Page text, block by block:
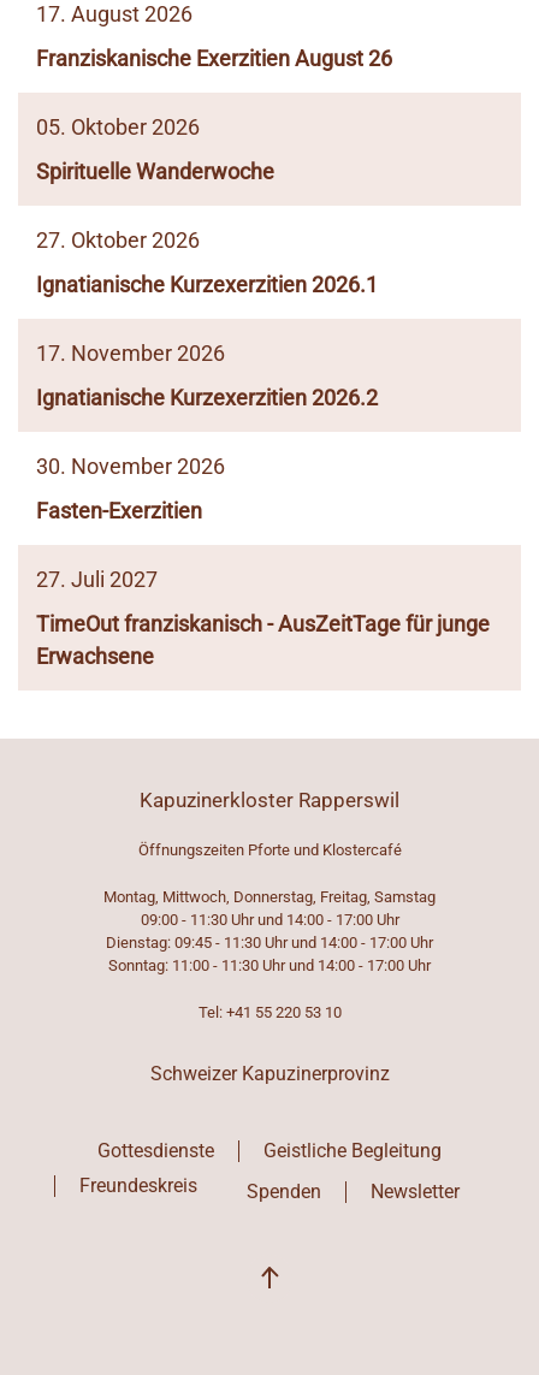
17. August 2026
Franziskanische Exerzitien August 26
05. Oktober 2026
Spirituelle Wanderwoche
27. Oktober 2026
Ignatianische Kurzexerzitien 2026.1
17. November 2026
Ignatianische Kurzexerzitien 2026.2
30. November 2026
Fasten-Exerzitien
27. Juli 2027
TimeOut franziskanisch - AusZeitTage für junge
Erwachsene
Kapuzinerkloster Rapperswil
Öffnungszeiten Pforte und Klostercafé
Montag, Mittwoch, Donnerstag, Freitag, Samstag
09:00 - 11:30 Uhr und 14:00 - 17:00 Uhr
Dienstag: 09:45 - 11:30 Uhr und 14:00 - 17:00 Uhr
Sonntag: 11:00 - 11:30 Uhr und 14:00 - 17:00 Uhr
Tel: +41 55 220 53 10
Schweizer Kapuzinerprovinz
Gottesdienste
Geistliche Begleitung
Freundeskreis
Spenden Newsletter